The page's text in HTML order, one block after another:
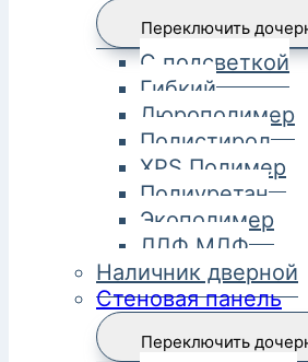
Переключить
С подсветкой
Гибкий
Дюрополимер
Полистирол
XPS Полимер
Полиуретан
Экополимер
ЛДФ МДФ
Наличник дверной
Стеновая панель
Переключить